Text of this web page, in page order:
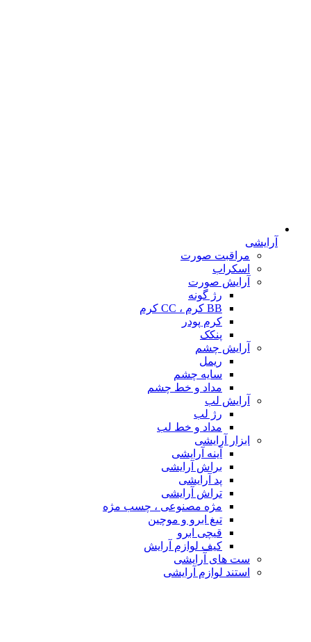
آرایشی
مراقبت صورت
اسکراب
آرایش صورت
رژ گونه
BB کرم ، CC کرم
کرم پودر
پنکک
آرایش چشم
ریمل
سایه چشم
مداد و خط چشم
آرایش لب
رژ لب
مداد و خط لب
ابزار آرایشی
آینه آرایشی
براش آرایشی
پد آرایشی
تراش آرایشی
مژه مصنوعی ، چسب مژه
تیغ ابرو و موچین
قیچی ابرو
کیف لوازم آرایش
ست های آرایشی
استند لوازم آرایشی